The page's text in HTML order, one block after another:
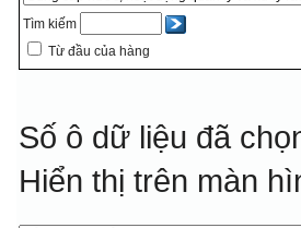
Tìm kiếm
Từ đầu của hàng
Số ô dữ liệu đã
Hiển thị trên màn